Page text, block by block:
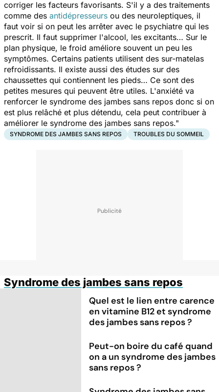
corriger les facteurs favorisants. S'il y a des traitements
comme des antidépresseurs ou des neuroleptiques, il
faut voir si on peut les arrêter avec le psychiatre qui les
prescrit. Il faut supprimer l'alcool, les excitants… Sur le
plan physique, le froid améliore souvent un peu les
symptômes. Certains patients utilisent des sur-matelas
refroidissants. Il existe aussi des études sur des
chaussettes qui contiennent les pieds… Ce sont des
petites mesures qui peuvent être utiles. L'anxiété va
renforcer le syndrome des jambes sans repos donc si on
est plus relâché et plus détendu, cela peut contribuer à
améliorer le syndrome des jambes sans repos."
SYNDROME DES JAMBES SANS REPOS TROUBLES DU SOMMEIL
Syndrome des jambes sans repos
Quel est le lien entre carence
en vitamine B12 et syndrome
des jambes sans repos ?
Peut-on boire du café quand
on a un syndrome des jambes
sans repos ?